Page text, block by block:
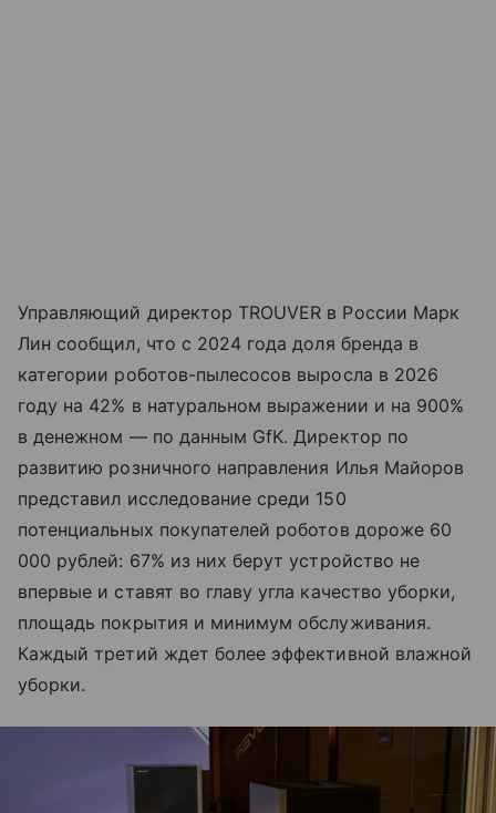
Управляющий директор TROUVER в России Марк
Лин сообщил, что с 2024 года доля бренда в
категории роботов-пылесосов выросла в 2026
году на 42% в натуральном выражении и на 900%
в денежном — по данным GfK. Директор по
развитию розничного направления Илья Майоров
представил исследование среди 150
потенциальных покупателей роботов дороже 60
000 рублей: 67% из них берут устройство не
впервые и ставят во главу угла качество уборки,
площадь покрытия и минимум обслуживания.
Каждый третий ждет более эффективной влажной
уборки.